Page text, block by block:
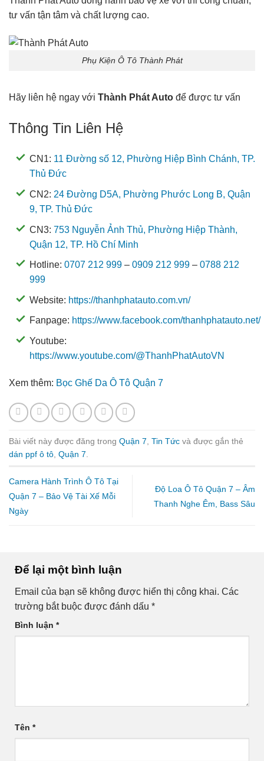
tư vấn tận tâm và chất lượng cao.
Phụ Kiện Ô Tô Thành Phát
Hãy liên hệ ngay với Thành Phát Auto để được tư vấn
Thông Tin Liên Hệ
CN1: 11 Đường số 12, Phường Hiệp Bình Chánh, TP.
Thủ Đức
CN2: 24 Đường D5A, Phường Phước Long B, Quận
9, TP. Thủ Đức
CN3: 753 Nguyễn Ảnh Thủ, Phường Hiệp Thành,
Quận 12, TP. Hồ Chí Minh
Hotline: 0707 212 999 – 0909 212 999 – 0788 212
999
Website: https://thanhphatauto.com.vn/
Fanpage: https://www.facebook.com/thanhphatauto.net/
Youtube:
https://www.youtube.com/@ThanhPhatAutoVN
Xem thêm: Bọc Ghế Da Ô Tô Quận 7
Bài viết này được đăng trong Quận 7 Tin Tức và được gắn thẻ
dán ppf ô tô Quận 7
Camera Hành Trình Ô Tô Tại
Quận 7 – Bảo Vệ Tài Xế Mỗi
Ngày
Độ Loa Ô Tô Quận 7 – Âm
Thanh Nghe Êm, Bass Sâu
Để lại một bình luận
Email của bạn sẽ không được hiển thị công khai. Các
trường bắt buộc được đánh dấu *
Bình luận *
Tên *